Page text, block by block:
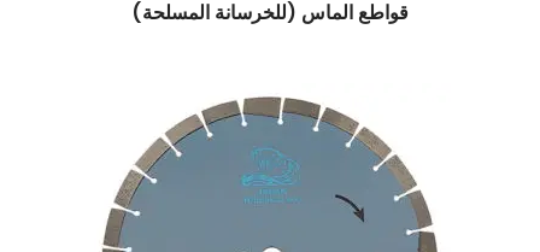
قواطع الماس (للخرسانة المسلحة)